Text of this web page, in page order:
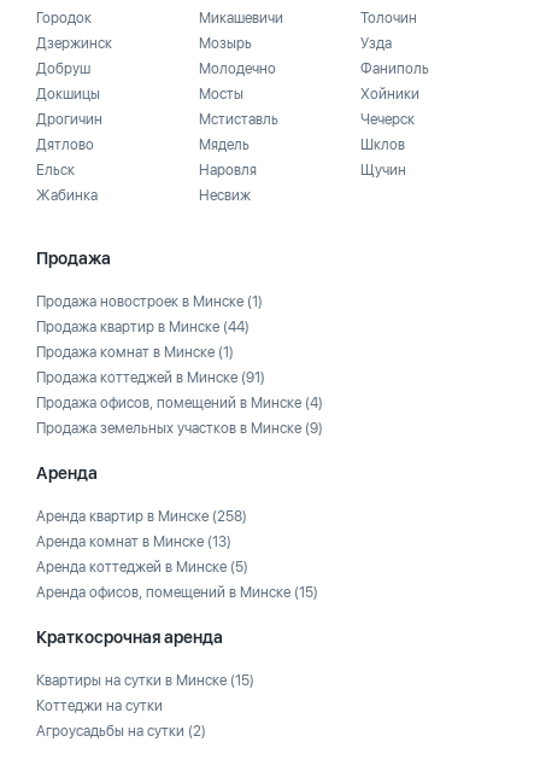
Городок
Дзержинск
Добруш
Докшицы
Дрогичин
Дятлово
Ельск
Жабинка
Микашевичи
Мозырь
Молодечно
Мосты
Мстиставль
Мядель
Наровля
Несвиж
Толочин
Узда
Фаниполь
Хойники
Чечерск
Шклов
Щучин
Продажа
Продажа новостроек в Минске (1)
Продажа квартир в Минске (44)
Продажа комнат в Минске (1)
Продажа коттеджей в Минске (91)
Продажа офисов, помещений в Минске (4)
Продажа земельных участков в Минске (9)
Аренда
Аренда квартир в Минске (258)
Аренда комнат в Минске (13)
Аренда коттеджей в Минске (5)
Аренда офисов, помещений в Минске (15)
Краткосрочная аренда
Квартиры на сутки в Минске (15)
Коттеджи на сутки
Агроусадьбы на сутки (2)